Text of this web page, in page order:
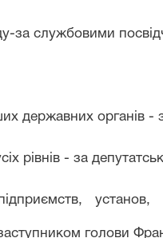
за службовими
державних органів
рівнів -за
установ,
голови